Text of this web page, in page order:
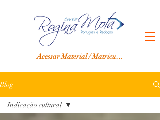
Acessar Material / Matricular-se
Blog
Indicação cultural